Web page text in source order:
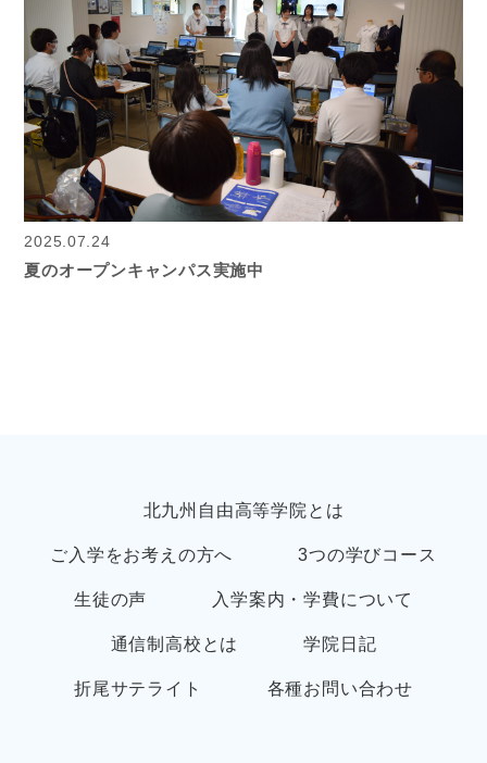
2025.07.24
夏のオープンキャンパス実施中
北九州自由高等学院とは
ご入学をお考えの方へ 3つの学びコース
生徒の声 入学案内・学費について
通信制高校とは 学院日記
折尾サテライト 各種お問い合わせ